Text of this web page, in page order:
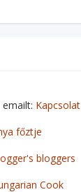
emailt: Kapcsolat
főztje
bloggers
Cook